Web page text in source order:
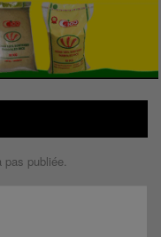
pas publiée.